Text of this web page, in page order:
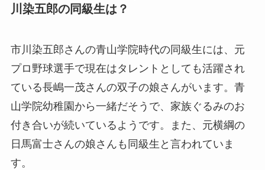
川染五郎の同級生は？
市川染五郎さんの青山学院時代の同級生には、元
プロ野球選手で現在はタレントとしても活躍され
ている長嶋一茂さんの双子の娘さんがいます。青
山学院幼稚園から一緒だそうで、家族ぐるみのお
付き合いが続いているようです。また、元横綱の
日馬富士さんの娘さんも同級生と言われていま
す。